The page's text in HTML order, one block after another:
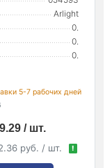
Arlight
0.
0.
0.
5-7 рабочих дней
/ шт.
руб. / шт. !